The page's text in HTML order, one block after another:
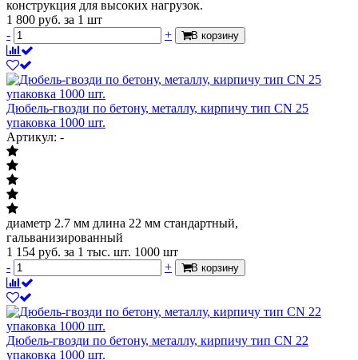
конструкция для высоких нагрузок.
1 800 руб. за 1 шт
-
+ В корзину
Дюбель-гвозди по бетону, металлу, кирпичу тип CN 25
упаковка 1000 шт.
Артикул: -
диаметр 2.7 мм длина 22 мм стандартный,
гальванизированный
1 154 руб. за 1 тыс. шт. 1000 шт
-
+ В корзину
Дюбель-гвозди по бетону, металлу, кирпичу тип CN 22
упаковка 1000 шт.